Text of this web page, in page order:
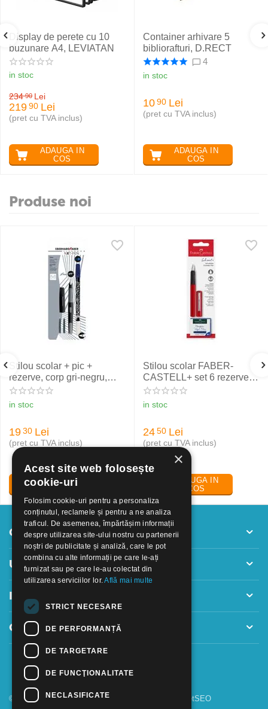
Display de perete cu 10
buzunare A4, LEVIATAN
in stoc
234 90 Lei
219 90 Lei
(pret cu TVA inclus)
ADAUGA IN
COS
Container arhivare 5
bibliorafturi, D.RECT
4
in stoc
10 90 Lei
(pret cu TVA inclus)
ADAUGA IN
COS
Produse noi
Stilou scolar + pic +
rezerve, corp gri-negru,
NXT Eberhard Faber
in stoc
19 30 Lei
(pret cu TVA inclus)
ADAUGA IN
COS
Stilou scolar FABER-
CASTELL+ set 6 rezerve,
rosu
in stoc
24 50 Lei
(pret cu TVA inclus)
ADAUGA IN
COS
Contul meu
Utile
Informatii
Contact
© 2018 - 2026 GOOFFICE. Realizat si configurat netSEO
×
Acest site web folosește
cookie-uri
Folosim cookie-uri pentru a personaliza
conținutul, reclamele și pentru a ne analiza
traficul. De asemenea, împărtășim informații
despre utilizarea site-ului nostru cu partenerii
noștri de publicitate și analiză, care le pot
combina cu alte informații pe care le-ați
furnizat sau pe care le-au colectat din
utilizarea serviciilor lor.Află mai multe
STRICT NECESARE
DE PERFORMANȚĂ
DE TARGETARE
DE FUNCŢIONALITATE
NECLASIFICATE